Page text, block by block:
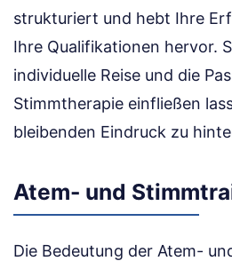
strukturiert und hebt Ihre
Ihre Qualifikationen hervor.
individuelle Reise und die
Stimmtherapie einfließen
bleibenden Eindruck zu
Atem- und
Die Bedeutung der Atem-